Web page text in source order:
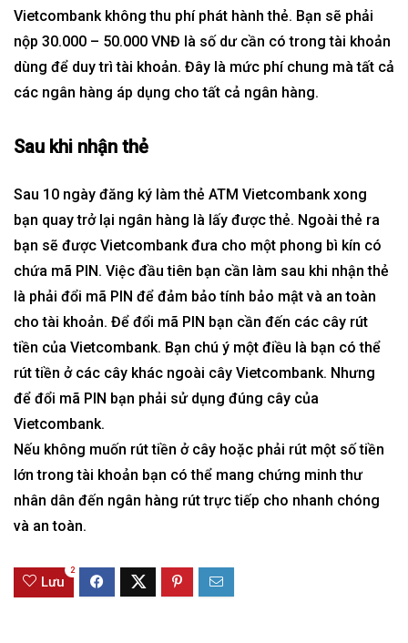
Vietcombank không thu phí phát hành thẻ. Bạn sẽ phải
nộp 30.000 – 50.000 VNĐ là số dư cần có trong tài khoản
dùng để duy trì tài khoản. Đây là mức phí chung mà tất cả
các ngân hàng áp dụng cho tất cả ngân hàng.
Sau khi nhận thẻ
Sau 10 ngày đăng ký làm thẻ ATM Vietcombank xong
bạn quay trở lại ngân hàng là lấy được thẻ. Ngoài thẻ ra
bạn sẽ được Vietcombank đưa cho một phong bì kín có
chứa mã PIN. Việc đầu tiên bạn cần làm sau khi nhận thẻ
là phải đổi mã PIN để đảm bảo tính bảo mật và an toàn
cho tài khoản. Để đổi mã PIN bạn cần đến các cây rút
tiền của Vietcombank. Bạn chú ý một điều là bạn có thể
rút tiền ở các cây khác ngoài cây Vietcombank. Nhưng
để đổi mã PIN bạn phải sử dụng đúng cây của
Vietcombank.
Nếu không muốn rút tiền ở cây hoặc phải rút một số tiền
lớn trong tài khoản bạn có thể mang chứng minh thư
nhân dân đến ngân hàng rút trực tiếp cho nhanh chóng
và an toàn.
Lưu
2